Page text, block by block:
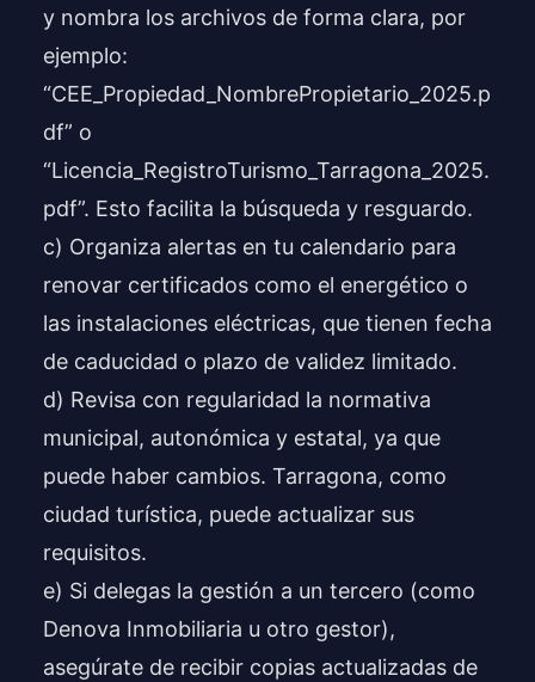
y nombra los archivos de forma clara, por
ejemplo:
“CEE_Propiedad_NombrePropietario_2025.p
df” o
“Licencia_RegistroTurismo_Tarragona_2025.
pdf”. Esto facilita la búsqueda y resguardo.
c) Organiza alertas en tu calendario para
renovar certificados como el energético o
las instalaciones eléctricas, que tienen fecha
de caducidad o plazo de validez limitado.
d) Revisa con regularidad la normativa
municipal, autonómica y estatal, ya que
puede haber cambios. Tarragona, como
ciudad turística, puede actualizar sus
requisitos.
e) Si delegas la gestión a un tercero (como
Denova Inmobiliaria u otro gestor),
asegúrate de recibir copias actualizadas de